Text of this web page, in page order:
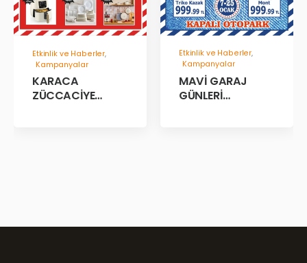
Etkinlik ve Haberler,
Kampanyalar
KARACA
ZÜCCACİYE
Etkinlik ve Haberler,
Kampanyalar
MAVİ GARAJ
GÜNLERİ